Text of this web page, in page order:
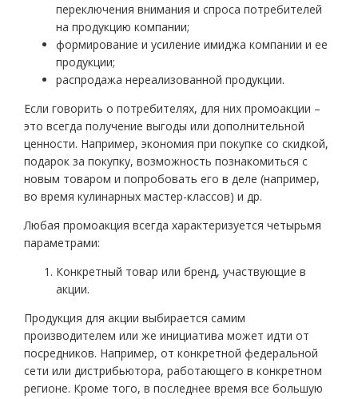
переключения внимания и спроса потребителей
на продукцию компании;
формирование и усиление имиджа компании и ее
продукции;
распродажа нереализованной продукции.
Если говорить о потребителях, для них промоакции –
это всегда получение выгоды или дополнительной
ценности. Например, экономия при покупке со скидкой,
подарок за покупку, возможность познакомиться с
новым товаром и попробовать его в деле (например,
во время кулинарных мастер-классов) и др.
Любая промоакция всегда характеризуется четырьмя
параметрами:
Конкретный товар или бренд, участвующие в
акции.
Продукция для акции выбирается самим
производителем или же инициатива может идти от
посредников. Например, от конкретной федеральной
сети или дистрибьютора, работающего в конкретном
регионе. Кроме того, в последнее время все большую